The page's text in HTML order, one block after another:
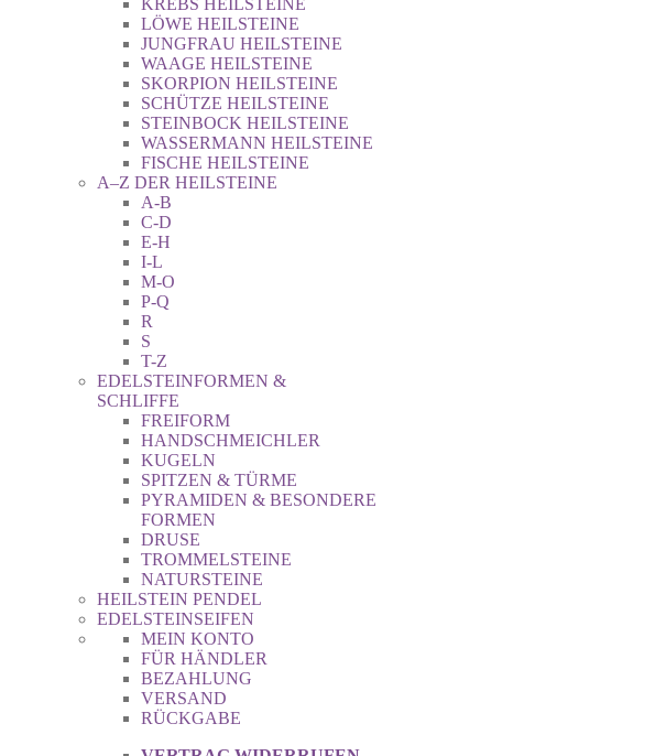
KREBS HEILSTEINE
LÖWE HEILSTEINE
JUNGFRAU HEILSTEINE
WAAGE HEILSTEINE
SKORPION HEILSTEINE
SCHÜTZE HEILSTEINE
STEINBOCK HEILSTEINE
WASSERMANN HEILSTEINE
FISCHE HEILSTEINE
A–Z DER HEILSTEINE
A-B
C-D
E-H
I-L
M-O
P-Q
R
S
T-Z
EDELSTEINFORMEN &
SCHLIFFE
FREIFORM
HANDSCHMEICHLER
KUGELN
SPITZEN & TÜRME
PYRAMIDEN & BESONDERE
FORMEN
DRUSE
TROMMELSTEINE
NATURSTEINE
HEILSTEIN PENDEL
EDELSTEINSEIFEN
MEIN KONTO
FÜR HÄNDLER
BEZAHLUNG
VERSAND
RÜCKGABE